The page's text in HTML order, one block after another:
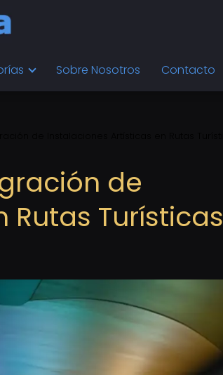
Sobre Nosotros Contacto
de
Turísticas